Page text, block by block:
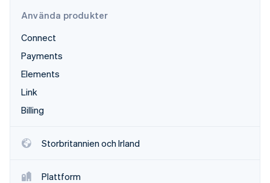
Partner
Stripe App Marketplace
Använda produkter
Connect
Payments
Elements
Link
Billing
Storbritannien och Irland
Plattform